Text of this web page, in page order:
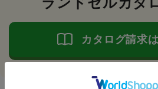
カタログ請求